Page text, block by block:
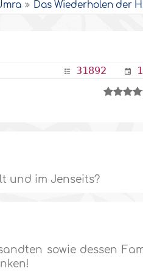
Das Wiederholen der
31892
und im Jenseits?
sowie dessen